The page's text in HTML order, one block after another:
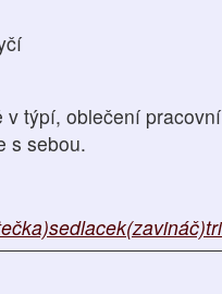
týpí, oblečení
s sebou.